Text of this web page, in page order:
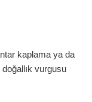
kaplama ya da
vurgusu